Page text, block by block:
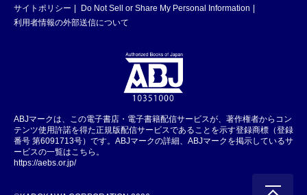
サイトポリシー
Do Not Sell or Share My Personal Information
利用者情報の外部送信について
ABJマークは、この電子書店・電子書籍配信サービスが、著作権者からコン
テンツ使用許諾を得た正規版配信サービスであることを示す登録商標（登録
番号 第6091713号）です。ABJマークの詳細、ABJマークを掲示しているサ
ービスの一覧はこちら。
https://aebs.or.jp/